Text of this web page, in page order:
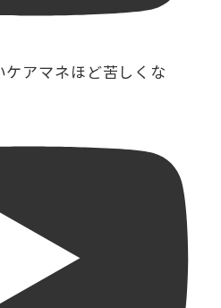
ケアマネほど苦しくな